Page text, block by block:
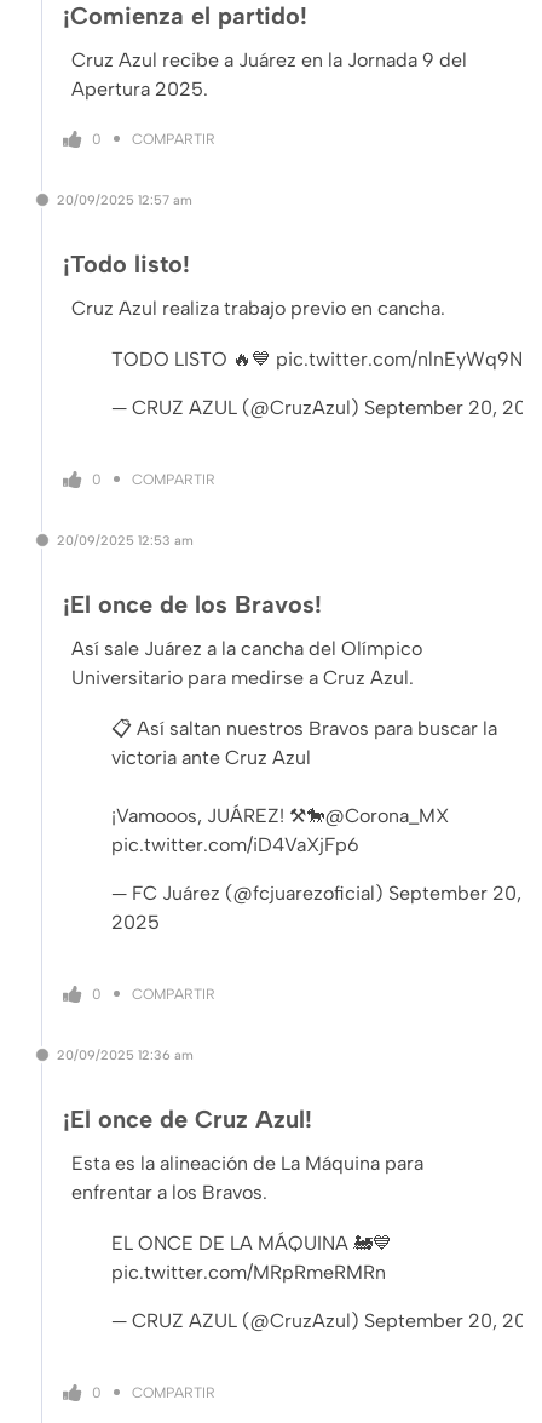
¡Comienza el partido!
Cruz Azul recibe a Juárez en la Jornada 9 del
Apertura 2025.
0 COMPARTIR
20/09/2025 12:57 am
¡Todo listo!
Cruz Azul realiza trabajo previo en cancha.
TODO LISTO 🔥💙 pic.twitter.com/nlnEyWq9Nh
— CRUZ AZUL (@CruzAzul) September 20,
0 COMPARTIR
20/09/2025 12:53 am
¡El once de los Bravos!
Así sale Juárez a la cancha del Olímpico
Universitario para medirse a Cruz Azul.
📋 Así saltan nuestros Bravos para buscar la
victoria ante Cruz Azul
¡Vamooos, JUÁREZ! ⚒️🐎@Corona_MX
pic.twitter.com/iD4VaXjFp6
— FC Juárez (@fcjuarezoficial) September 20,
2025
0 COMPARTIR
20/09/2025 12:36 am
¡El once de Cruz Azul!
Esta es la alineación de La Máquina para
enfrentar a los Bravos.
EL ONCE DE LA MÁQUINA 🚂💙
pic.twitter.com/MRpRmeRMRn
— CRUZ AZUL (@CruzAzul) September 20,
0 COMPARTIR